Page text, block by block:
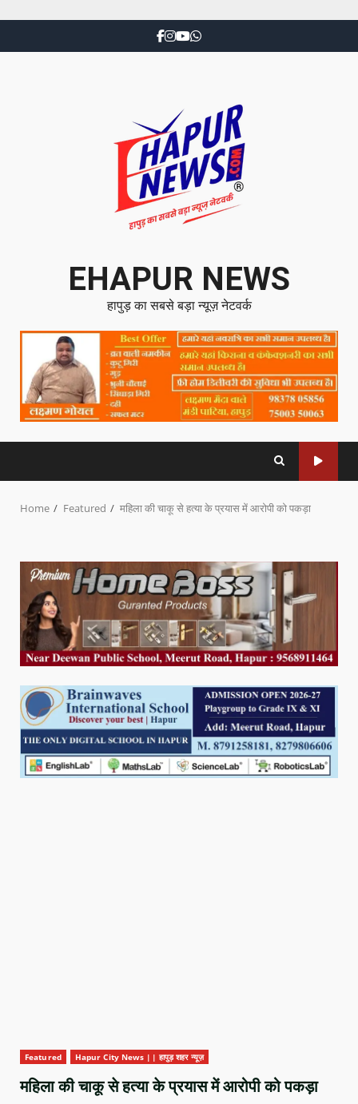
EHAPUR NEWS
हापुड़ का सबसे बड़ा न्यूज़ नेटवर्क
Home Featured महिला की चाकू से हत्या के प्रयास में आरोपी को पकड़ा
Featured Hapur City News || हापुड़ शहर न्यूज़
महिला की चाकू से हत्या के प्रयास में आरोपी को पकड़ा